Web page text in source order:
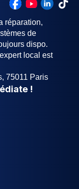
la
normes
Elle
réparation,
de
dispo.
local est
75011 Paris
!